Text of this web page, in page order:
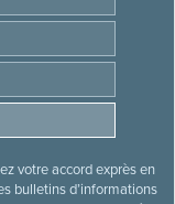
votre accord exprès en
bulletins d’informations